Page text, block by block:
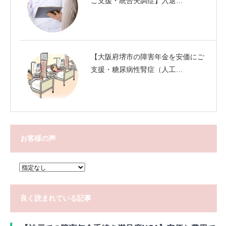
【大阪府堺市の障害年金を安価にご
支援・糖尿病性腎症（人工…
お客様の声
良く読まれている記事